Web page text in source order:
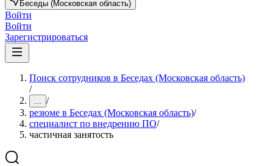
Беседы (Московская область)
Войти
Войти
Зарегистрироваться
Поиск сотрудников в Беседах (Московская область)
/
... /
резюме в Беседах (Московская область)/
специалист по внедрению ПО/
частичная занятость